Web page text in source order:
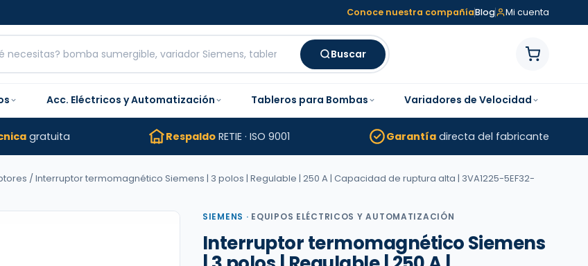
Conoce nuestra compañíaBlog Mi cuenta
Buscar
Acc. Eléctricos y Automatización Tableros para Bombas Variadores de Velocidad
gratuita Respaldo RETIE · ISO 9001 Garantíadirecta del fabricante
/ Interruptor termomagnético Siemens | 3 polos | Regulable | 250 A | Capacidad de ruptura alta | 3VA1225-5EF32-
SIEMENS · EQUIPOS ELÉCTRICOS Y AUTOMATIZACIÓN
Interruptor termomagnético Siemens